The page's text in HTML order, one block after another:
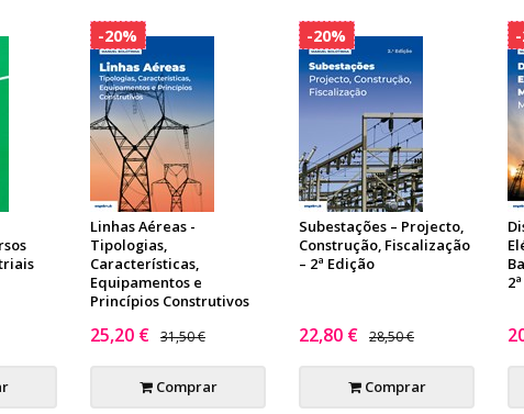
Linhas Aéreas -
Tipologias,
Características,
Equipamentos e
Princípios Construtivos
25,20 € 31,50 €
Comprar
-20%
Subestações – Projecto,
Construção, Fiscalização
– 2ª Edição
22,80 € 28,50 €
Comprar
-20%